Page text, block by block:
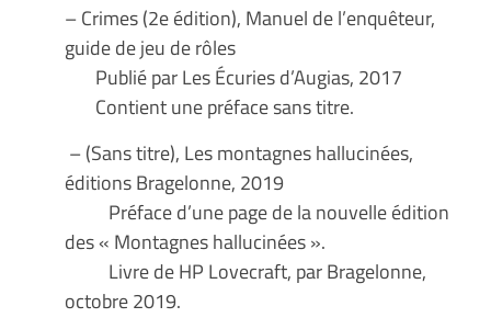
– Crimes (2e édition), Manuel de l’enquêteur,
guide de jeu de rôles
Publié par Les Écuries d’Augias, 2017
Contient une préface sans titre.
– (Sans titre), Les montagnes hallucinées,
éditions Bragelonne, 2019
Préface d’une page de la nouvelle édition
des « Montagnes hallucinées ».
Livre de HP Lovecraft, par Bragelonne,
octobre 2019.